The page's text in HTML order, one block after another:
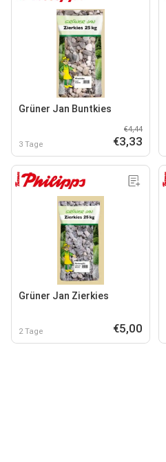
Grüner Jan Buntkies
3 Tage
€4,44
€3,33
Grüner Jan Zierkies
2 Tage €5,00